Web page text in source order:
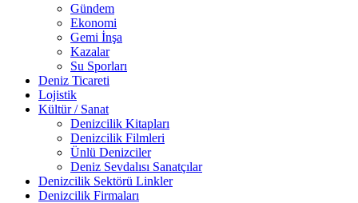
Gündem
Ekonomi
Gemi İnşa
Kazalar
Su Sporları
Deniz Ticareti
Lojistik
Kültür / Sanat
Denizcilik Kitapları
Denizcilik Filmleri
Ünlü Denizciler
Deniz Sevdalısı Sanatçılar
Denizcilik Sektörü Linkler
Denizcilik Firmaları